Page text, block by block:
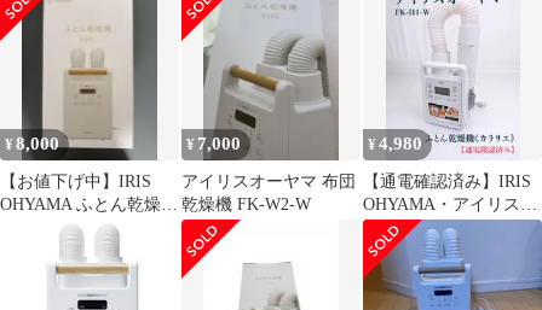
FK-W2
¥8,000
【お値下げ中】IRIS
OHYAMA ふとん乾燥機
カラリエ FK-W2-W
¥ 7,000
アイリスオーヤマ 布団
乾燥機 FK-W2-W
¥4,980
【通電確認済み】IRIS
OHYAMA・アイリスオ
ーヤマ・FK-H1-W・カ
ラリエ・ふとん乾燥
機・くつ乾燥・ダニ対
策